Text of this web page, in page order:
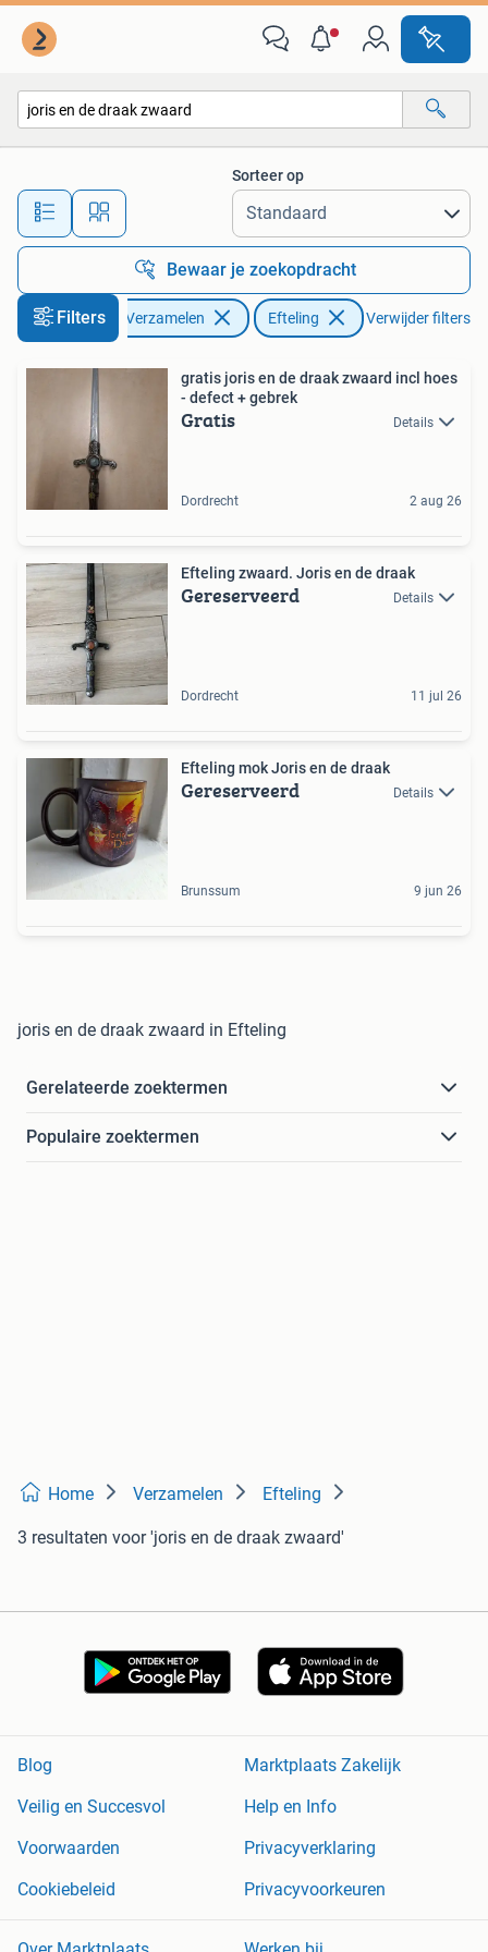
Alle afstanden…
Sorteer op
Bewaar je zoekopdracht
Filters Verzamelen Efteling Verwijder filters
gratis joris en de draak zwaard incl hoes
- defect + gebrek
Gratis Details
Dordrecht 2 aug 26
Efteling zwaard. Joris en de draak
Gereserveerd Details
Dordrecht 11 jul 26
Efteling mok Joris en de draak
Gereserveerd Details
Brunssum 9 jun 26
joris en de draak zwaard in Efteling
Gerelateerde zoektermen
Populaire zoektermen
Home Verzamelen Efteling
3 resultaten voor 'joris en de draak zwaard'
Blog
Marktplaats Zakelijk
Veilig en Succesvol
Help en Info
Voorwaarden
Privacyverklaring
Cookiebeleid
Privacyvoorkeuren